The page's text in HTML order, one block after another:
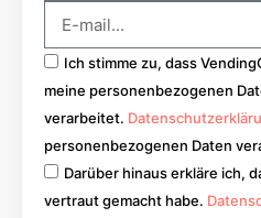
Ich stimme zu, dass
meine personenbezogenen
verarbeitet.
personenbezogenen Daten
Darüber hinaus erkläre ich,
vertraut gemacht habe.